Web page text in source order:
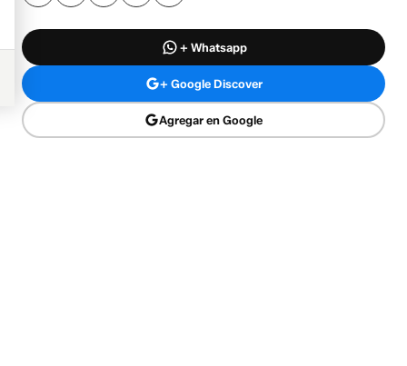
+ Whatsapp
+ Google Discover
Agregar en Google